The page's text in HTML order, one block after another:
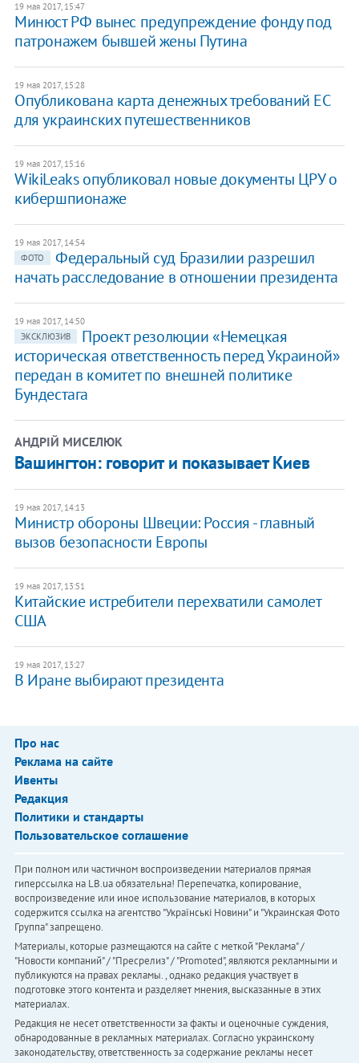
19 мая 2017, 15:47
Минюст РФ вынес предупреждение фонду под
патронажем бывшей жены Путина
19 мая 2017, 15:28
Опубликована карта денежных требований ЕС
для украинских путешественников
19 мая 2017, 15:16
WikiLeaks опубликовал новые документы ЦРУ о
кибершпионаже
19 мая 2017, 14:54
ФОТО
Федеральный суд Бразилии разрешил
начать расследование в отношении президента
19 мая 2017, 14:50
ЭКСКЛЮЗИВ
Проект резолюции «Немецкая
историческая ответственность перед Украиной»
передан в комитет по внешней политике
Бундестага
АНДРІЙ МИСЕЛЮК
Вашингтон: говорит и показывает Киев
19 мая 2017, 14:13
Министр обороны Швеции: Россия - главный
вызов безопасности Европы
19 мая 2017, 13:51
Китайские истребители перехватили самолет
США
19 мая 2017, 13:27
В Иране выбирают президента
Про нас
Реклама на сайте
Ивенты
Редакция
Политики и стандарты
Пользовательское соглашение
При полном или частичном воспроизведении материалов прямая
гиперссылка на LB.ua обязательна! Перепечатка, копирование,
воспроизведение или иное использование материалов, в которых
содержится ссылка на агентство "Українськi Новини" и "Украинская Фото
Группа" запрещено.
Материалы, которые размещаются на сайте с меткой "Реклама" /
"Новости компаний" / "Пресрелиз" / "Promoted", являются рекламными и
публикуются на правах рекламы. , однако редакция участвует в
подготовке этого контента и разделяет мнения, высказанные в этих
материалах.
Редакция не несет ответственности за факты и оценочные суждения,
обнародованные в рекламных материалах. Согласно украинскому
законодательству, ответственность за содержание рекламы несет